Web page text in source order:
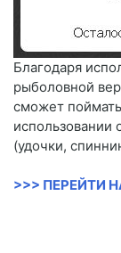
Благодаря
рыболовной
сможет
использовании
(удочки,
>>> ПЕРЕЙТИ